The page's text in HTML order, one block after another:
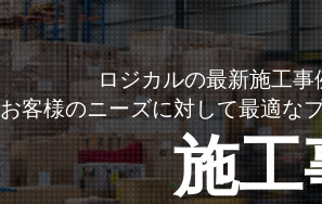
ロジカルの最新施工事
お客様のニーズに対して最適な
施工